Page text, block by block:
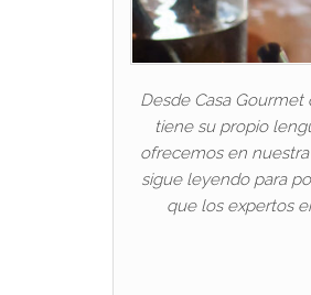
Desde Casa
tiene su propio
ofrecemos en
sigue leyendo para
que los expertos